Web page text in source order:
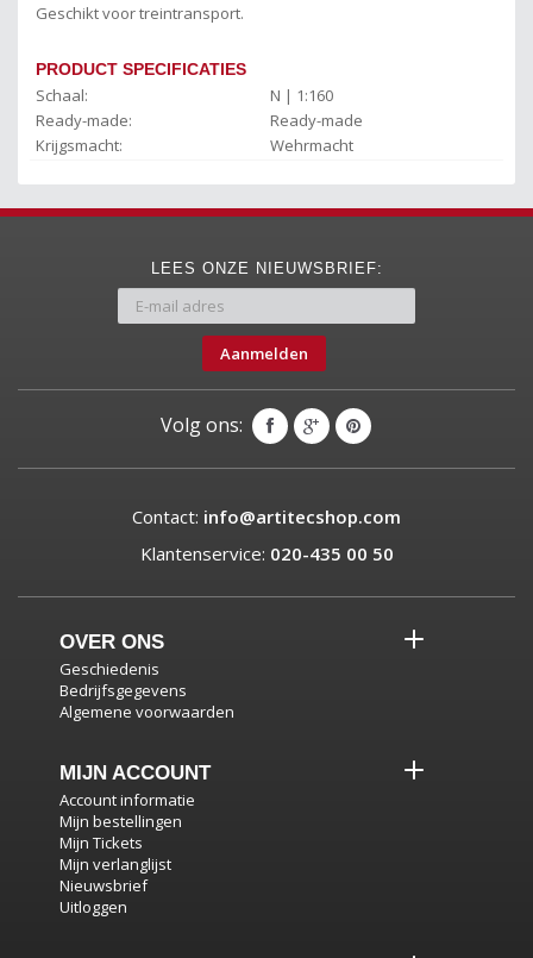
Geschikt voor treintransport.
PRODUCT SPECIFICATIES
Schaal:
N | 1:160
Ready-made:
Ready-made
Krijgsmacht:
Wehrmacht
LEES ONZE NIEUWSBRIEF:
Aanmelden
Volg ons:
Contact: info@artitecshop.com
Klantenservice: 020-435 00 50
OVER ONS
Geschiedenis
Bedrijfsgegevens
Algemene voorwaarden
MIJN ACCOUNT
Account informatie
Mijn bestellingen
Mijn Tickets
Mijn verlanglijst
Nieuwsbrief
Uitloggen